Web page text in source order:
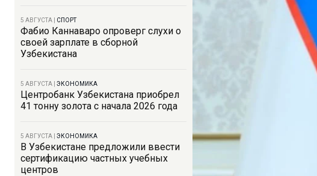
5 АВГУСТА СПОРТ
Фабио Каннаваро опроверг слухи о
своей зарплате в сборной
Узбекистана
5 АВГУСТА ЭКОНОМИКА
Центробанк Узбекистана приобрел
41 тонну золота с начала 2026 года
5 АВГУСТА ЭКОНОМИКА
В Узбекистане предложили ввести
сертификацию частных учебных
центров